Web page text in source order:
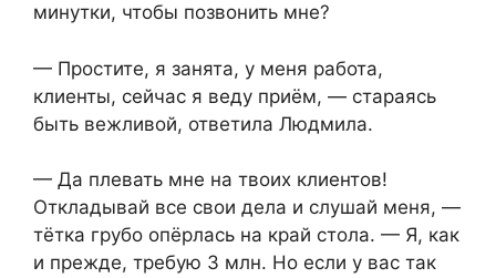
минутки, чтобы позвонить мне?
— Простите, я занята, у меня работа,
клиенты, сейчас я веду приём, — стараясь
быть вежливой, ответила Людмила.
— Да плевать мне на твоих клиентов!
Откладывай все свои дела и слушай меня, —
тётка грубо опёрлась на край стола. — Я, как
и прежде, требую 3 млн. Но если у вас так